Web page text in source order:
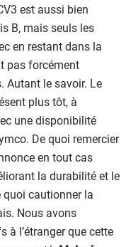
est aussi bien
B, mais seuls les
en restant dans la
pas forcément
Autant le savoir. Le
plus tôt, à
une disponibilité
De quoi remercier
en tout cas
la durabilité et le
cautionner la
Nous avons
à l’étranger que cette